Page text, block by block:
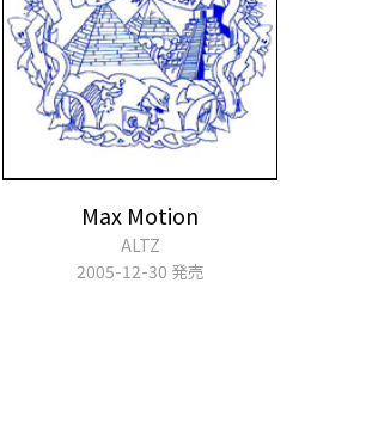
Max Motion
ALTZ
2005-12-30 発売